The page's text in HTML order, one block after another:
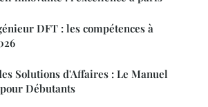
DFT : les compétences à
Solutions d'Affaires : Le Manuel
Débutants